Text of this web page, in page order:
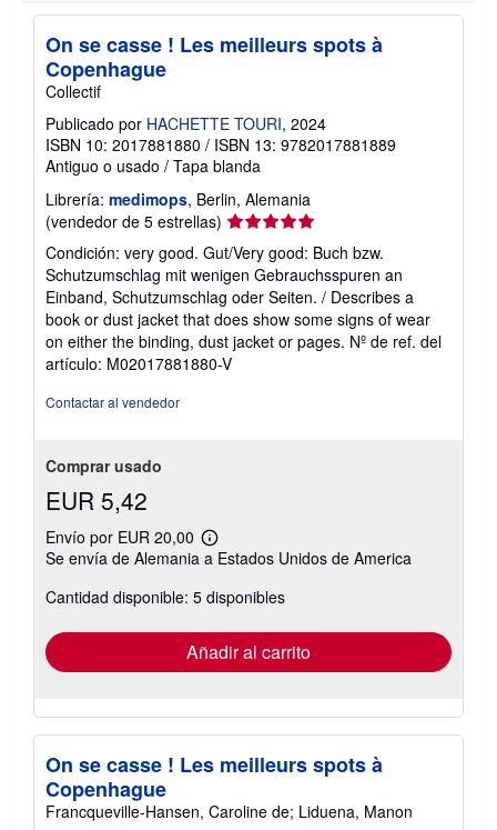
s
d
v
í
o
On se casse ! Les meilleurs spots à
Copenhague
Collectif
Publicado por HACHETTE TOURI, 2024
ISBN 10: 2017881880 / ISBN 13: 9782017881889
Antiguo o usado / Tapa blanda
Librería: medimops, Berlin, Alemania
(vendedor de 5 estrellas) Calificación
del
vendedor:
5
de
5
estrellas
Condición: very good. Gut/Very good: Buch bzw.
Schutzumschlag mit wenigen Gebrauchsspuren an
Einband, Schutzumschlag oder Seiten. / Describes a
book or dust jacket that does show some signs of wear
on either the binding, dust jacket or pages. Nº de ref. del
artículo: M02017881880-V
Contactar al vendedor
Comprar usado
EUR 5,42
Envío por EUR 20,00
Más
información
las
tarifas
envío
Se envía de Alemania a Estados Unidos de America
Cantidad disponible: 5 disponibles
Añadir al carrito
On se casse ! Les meilleurs spots à
Copenhague
Francqueville-Hansen, Caroline de; Liduena, Manon